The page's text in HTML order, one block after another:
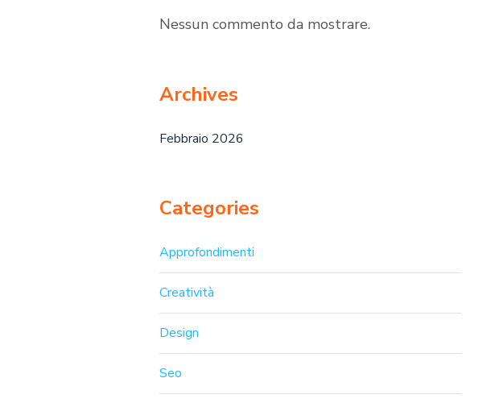
Nessun commento da mostrare.
Archives
Febbraio 2026
Categories
Approfondimenti
Creatività
Design
Seo